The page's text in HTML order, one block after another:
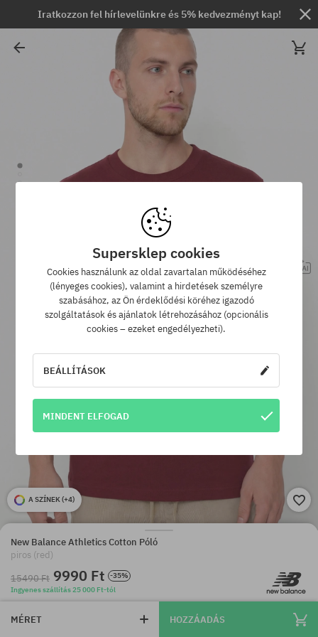
Iratkozzon fel hírlevelünkre és 5% kedvezményt kap!
A SZÍNEK (+4)
New Balance Athletics Cotton Póló
piros (red)
15490 Ft 9990 Ft
-35%
Ingyenes szállítás 25 000 Ft-tól
MÉRET HOZZÁADÁS
Supersklep cookies
Cookies használunk az oldal zavartalan működéséhez
(lényeges cookies), valamint a hirdetések személyre
szabásához, az Ön érdeklődési köréhez igazodó
szolgáltatások és ajánlatok létrehozásához (opcionális
cookies – ezeket engedélyezheti).
BEÁLLÍTÁSOK
MINDENT ELFOGAD